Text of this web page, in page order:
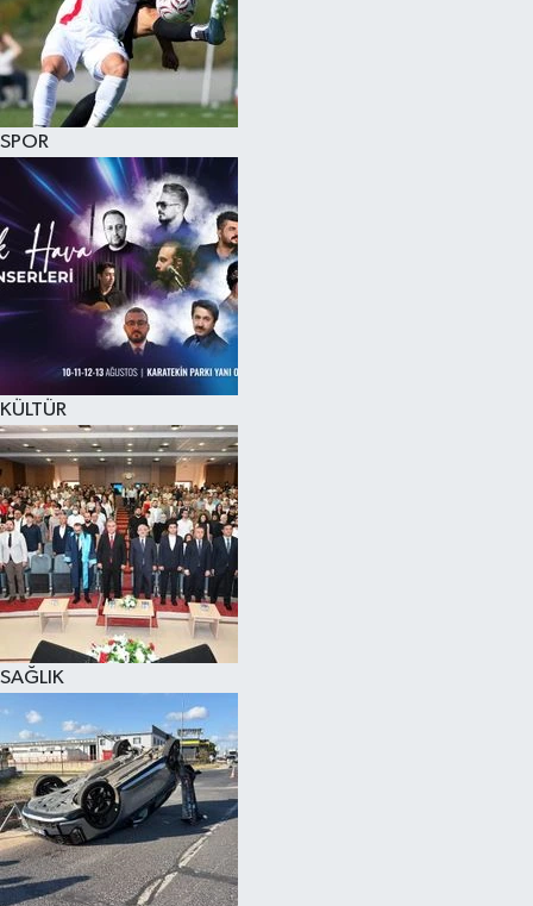
SPOR
KÜLTÜR
SAĞLIK
KÜLTÜR SANAT
MAGAZİN
SAĞLIK
SİYASET
SPOR
TEKNOLOJİ
VİZYONDAKİLER
YAŞAM